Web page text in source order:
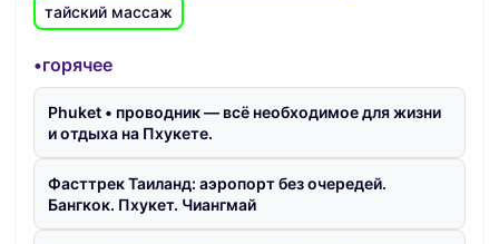
тайский массаж
•горячее
Phuket • проводник — всё необходимое для жизни
и отдыха на Пхукете.
Фасттрек Таиланд: аэропорт без очередей.
Бангкок. Пхукет. Чиангмай